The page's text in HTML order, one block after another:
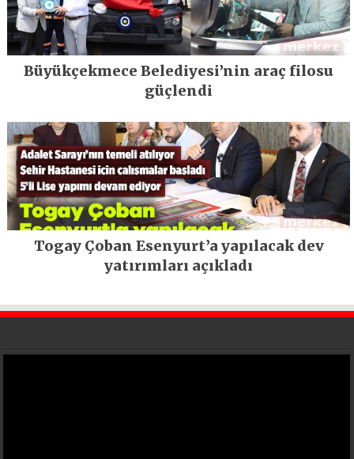
Büyükçekmece Belediyesi’nin araç filosu
güçlendi
Togay Çoban Esenyurt’a yapılacak dev
yatırımları açıkladı